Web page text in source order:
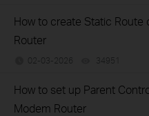
How to create Static Route
Router
02-03-2026 34951
How to set up Parent
Modem Router